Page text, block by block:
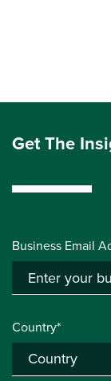
Get The
Business Email
Country*